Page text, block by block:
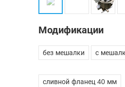
Модификации
без мешалки с
сливной фланец 40 мм